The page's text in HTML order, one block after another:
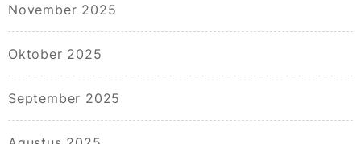
November 2025
Oktober 2025
September 2025